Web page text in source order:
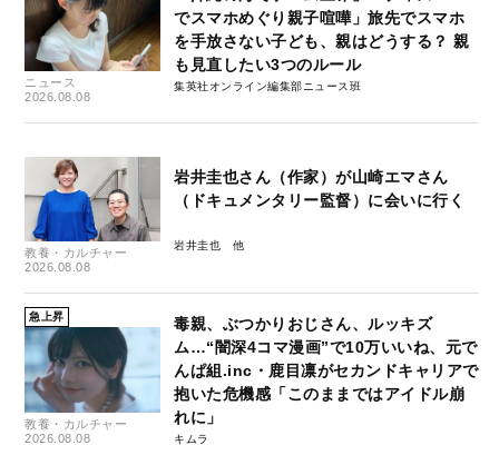
ニュース
2026.08.08
でスマホめぐり親子喧嘩」旅先でスマホ
を手放さない子ども、親はどうする？ 親
も見直したい3つのルール
集英社オンライン編集部ニュース班
教養・カルチャー
2026.08.08
岩井圭也さん（作家）が山崎エマさん
（ドキュメンタリー監督）に会いに行く
岩井圭也
急上昇
教養・カルチャー
2026.08.08
毒親、ぶつかりおじさん、ルッキズ
ム…“闇深4コマ漫画”で10万いいね、元で
んぱ組.inc・鹿目凛がセカンドキャリアで
抱いた危機感「このままではアイドル崩
れに」
キムラ